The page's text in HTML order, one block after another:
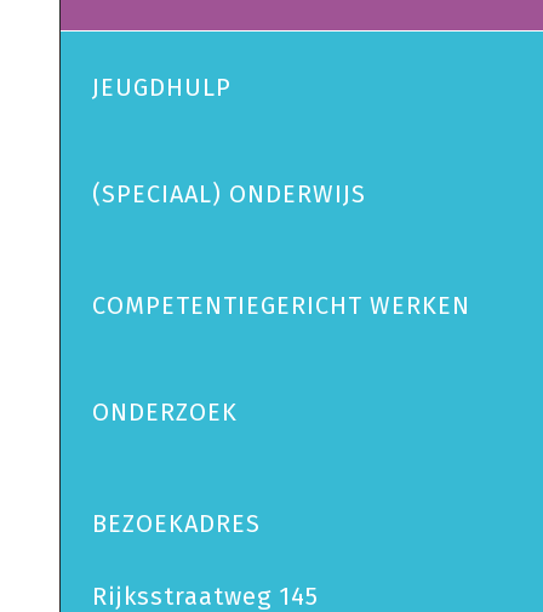
JEUGDHULP
(SPECIAAL) ONDERWIJS
COMPETENTIEGERICHT WERKEN
ONDERZOEK
BEZOEKADRES
Rijksstraatweg 145